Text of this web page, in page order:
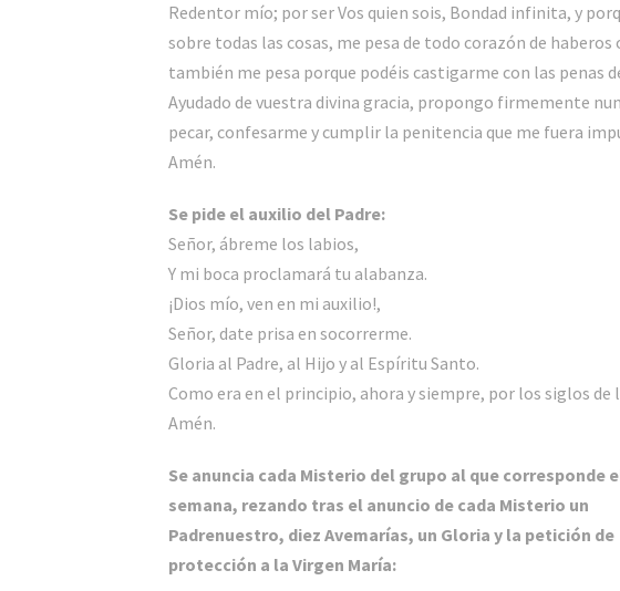
Redentor mío; por ser Vos quien sois, Bondad infinita, y
sobre todas las cosas, me pesa de todo corazón de haberos
también me pesa porque podéis castigarme con las penas
Ayudado de vuestra divina gracia, propongo firmemente
pecar, confesarme y cumplir la penitencia que me fuera
Amén.
Se pide el auxilio del Padre:
Señor, ábreme los labios,
Y mi boca proclamará tu alabanza.
¡Dios mío, ven en mi auxilio!,
Señor, date prisa en socorrerme.
Gloria al Padre, al Hijo y al Espíritu Santo.
Como era en el principio, ahora y siempre, por los siglos de
Amén.
Se anuncia cada Misterio del grupo al que corresponde
semana, rezando tras el anuncio de cada Misterio un
Padrenuestro, diez Avemarías, un Gloria y la petición de
protección a la Virgen María: